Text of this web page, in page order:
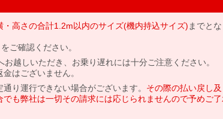
・高さの合計1.2m以内のサイズ(機内持込サイズ) までと
をご確認ください。
越しいただき、お乗り遅れには十分ご注意ください。
はございません。
り運行できない場合がございます。 その際の払い戻し及
も弊社は一切その請求には応じられませんので予めご